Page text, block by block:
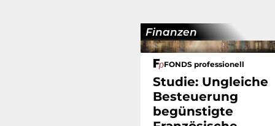
Finanzen
FONDS professionell
Studie: Ungleiche
Besteuerung
begünstigte